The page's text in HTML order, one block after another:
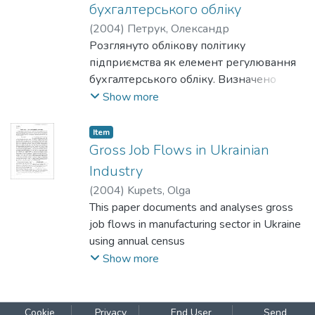
enterprises. Our analysis also suggests that
for firms, among the most significant
determinants of wage arrears
are regional location, industrial affiliation and
type of ownership.
бухгалтерського обліку
(2004) Петрук, Олександр
Розглянуто облікову політику
підприємства як елемент регулювання
бухгалтерського обліку. Визначено
межі її застосування та структуру.
досліджень.
Show more
Item
Gross Job Flows in Ukrainian
Industry
(2004) Kupets, Olga
This paper documents and analyses gross
job flows in manufacturing sector in Ukraine
using annual census
data from 1993 to 2001. Annual job
net employment losses every year, while a
Show more